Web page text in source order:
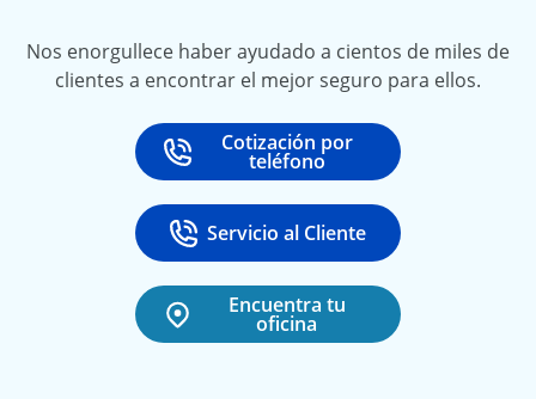
Nos enorgullece haber ayudado a cientos de miles de
clientes a encontrar el mejor seguro para ellos.
Call
Cotización por
teléfono
at
Call
Servicio al Cliente
at 888-531-6720
Encuentra tu
oficina